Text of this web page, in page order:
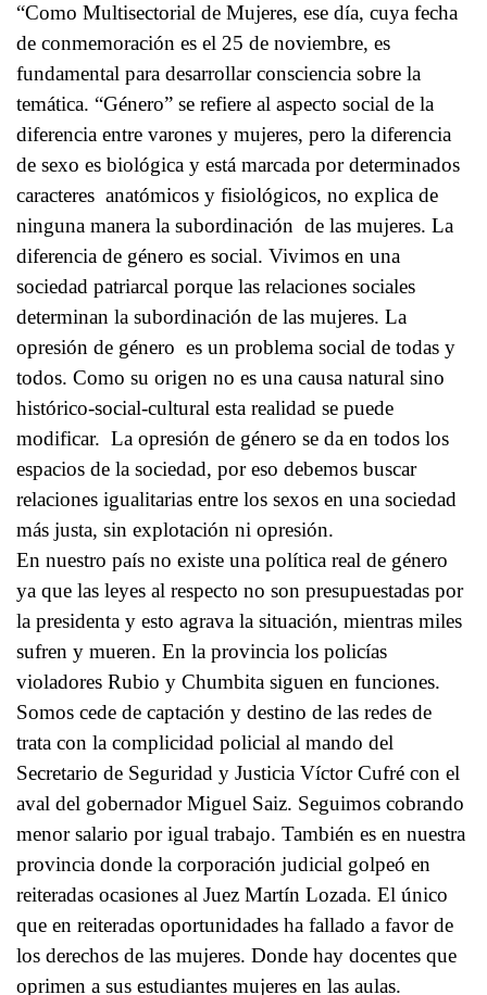
“Como Multisectorial de Mujeres, ese día, cuya fecha
de conmemoración es el 25 de noviembre, es
fundamental para desarrollar consciencia sobre la
temática. “Género” se refiere al aspecto social de la
diferencia entre varones y mujeres, pero la diferencia
de sexo es biológica y está marcada por determinados
caracteres anatómicos y fisiológicos, no explica de
ninguna manera la subordinación de las mujeres. La
diferencia de género es social. Vivimos en una
sociedad patriarcal porque las relaciones sociales
determinan la subordinación de las mujeres. La
opresión de género es un problema social de todas y
todos. Como su origen no es una causa natural sino
histórico-social-cultural esta realidad se puede
modificar. La opresión de género se da en todos los
espacios de la sociedad, por eso debemos buscar
relaciones igualitarias entre los sexos en una sociedad
más justa, sin explotación ni opresión.
En nuestro país no existe una política real de género
ya que las leyes al respecto no son presupuestadas por
la presidenta y esto agrava la situación, mientras miles
sufren y mueren. En la provincia los policías
violadores Rubio y Chumbita siguen en funciones.
Somos cede de captación y destino de las redes de
trata con la complicidad policial al mando del
Secretario de Seguridad y Justicia Víctor Cufré con el
aval del gobernador Miguel Saiz. Seguimos cobrando
menor salario por igual trabajo. También es en nuestra
provincia donde la corporación judicial golpeó en
reiteradas ocasiones al Juez Martín Lozada. El único
que en reiteradas oportunidades ha fallado a favor de
los derechos de las mujeres. Donde hay docentes que
oprimen a sus estudiantes mujeres en las aulas.